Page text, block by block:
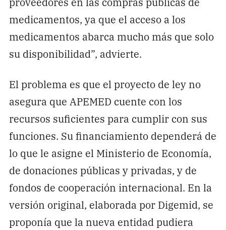
medicamentos, ya que el acceso a los
medicamentos abarca mucho más que solo
su disponibilidad”, advierte.
El problema es que el proyecto de ley no
asegura que APEMED cuente con los
recursos suficientes para cumplir con sus
funciones. Su financiamiento dependerá de
lo que le asigne el Ministerio de Economía,
de donaciones públicas y privadas, y de
fondos de cooperación internacional. En la
versión original, elaborada por Digemid, se
proponía que la nueva entidad pudiera